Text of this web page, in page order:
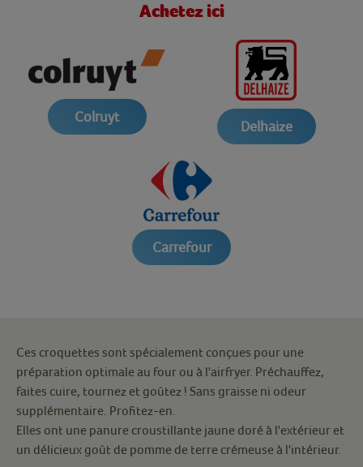
Achetez ici
Colruyt
Delhaize
Carrefour
Ces croquettes sont spécialement conçues pour une
préparation optimale au four ou à l'airfryer. Préchauffez,
faites cuire, tournez et goûtez ! Sans graisse ni odeur
supplémentaire. Profitez-en.
Elles ont une panure croustillante jaune doré à l'extérieur et
un délicieux goût de pomme de terre crémeuse à l'intérieur.